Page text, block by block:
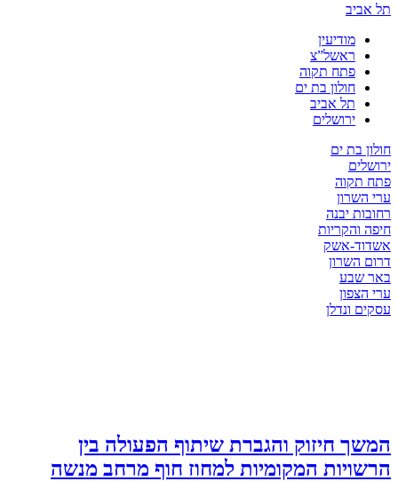
מודיעין
ראשל”צ
פתח תקוה
חולון בת ים
תל אביב
ירושלים
בת ים
יבנה
אשק
ונדלן
חיזוק והגברת שיתוף הפעולה בין
המקומיות למחוז חוף מרחב מנשה